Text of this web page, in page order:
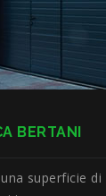
BERTANI
superficie di